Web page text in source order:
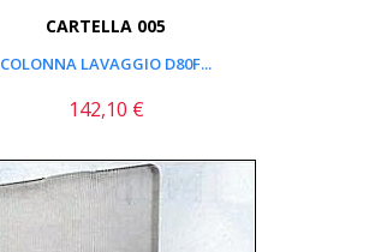
CARTELLA 005
COLONNA LAVAGGIO D80F...
Prezzo
142,10 €